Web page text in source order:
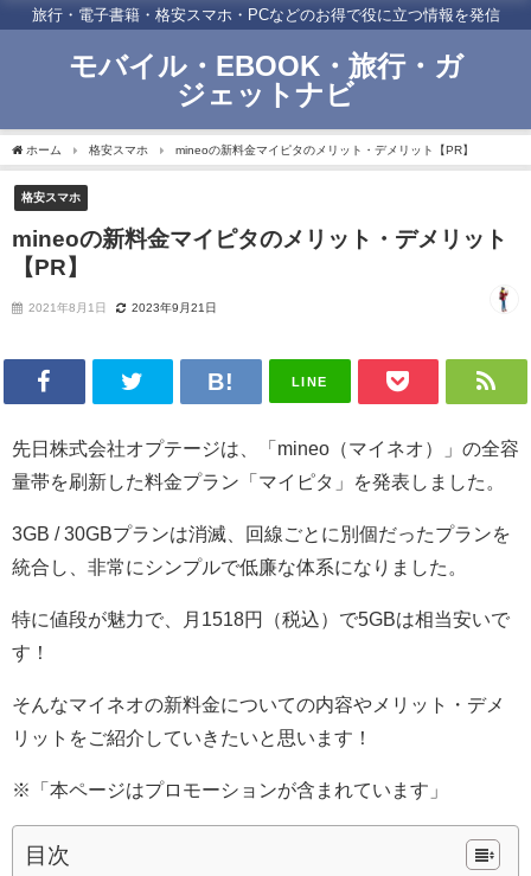
旅行・電子書籍・格安スマホ・PCなどのお得で役に立つ情報を発信
モバイル・EBOOK・旅行・ガ
ジェットナビ
ホーム 格安スマホ mineoの新料金マイピタのメリット・デメリット【PR】
格安スマホ
mineoの新料金マイピタのメリット・デメリット
【PR】
2021年8月1日 2023年9月21日
LINE
先日株式会社オプテージは、「mineo（マイネオ）」の全容
量帯を刷新した料金プラン「マイピタ」を発表しました。
3GB / 30GBプランは消滅、回線ごとに別個だったプランを
統合し、非常にシンプルで低廉な体系になりました
特に値段が魅力で、 月1518円（税込）で5GBは相当安いで
す！
そんなマイネオの新料金についての内容やメリット・デメ
リットをご紹介していきたいと思います！
※「本ページはプロモーションが含まれています」
目次